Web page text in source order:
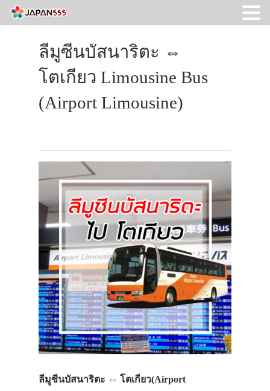
ลีมูซีนบัสนาริตะ ⇔
โตเกียว Limousine Bus
(Airport Limousine)
ลีมูซีนบัสนาริตะ ⇔ โตเกียว(Airport